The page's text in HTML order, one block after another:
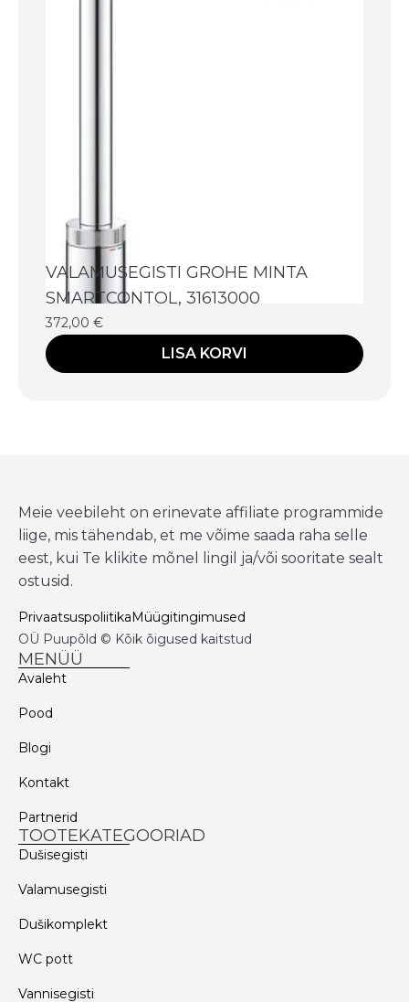
VALAMUSEGISTI GROHE MINTA
SMARTCONTOL, 31613000
372,00 €
LISA KORVI
Meie veebileht on erinevate affiliate programmide
liige, mis tähendab, et me võime saada raha selle
eest, kui Te klikite mõnel lingil ja/või sooritate sealt
ostusid.
PrivaatsuspoliitikaMüügitingimused
OÜ Puupõld © Kõik õigused kaitstud
MENÜÜ
Avaleht
Pood
Blogi
Kontakt
Partnerid
TOOTEKATEGOORIAD
Dušisegisti
Valamusegisti
Dušikomplekt
WC pott
Vannisegisti